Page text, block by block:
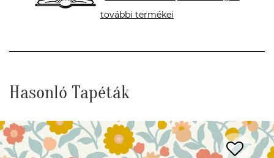
további termékei
Hasonló Tapéták